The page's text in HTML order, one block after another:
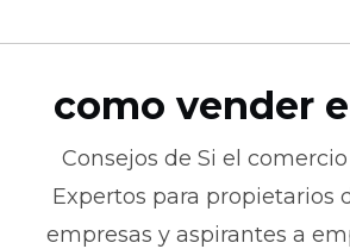
como vender
Consejos de Si el
Expertos para propietarios
empresas y aspirantes a